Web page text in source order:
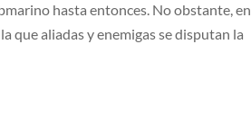
hasta entonces. No obstante, en
que aliadas y enemigas se disputan la